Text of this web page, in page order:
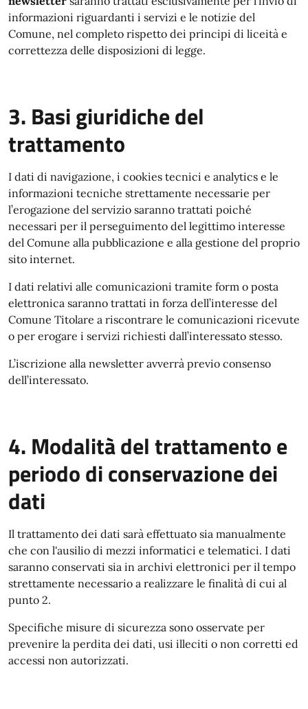
informazioni riguardanti i servizi e le notizie del
Comune, nel completo rispetto dei principi di liceità e
correttezza delle disposizioni di legge.
3. Basi giuridiche del
trattamento
I dati di navigazione, i cookies tecnici e analytics e le
informazioni tecniche strettamente necessarie per
l’erogazione del servizio saranno trattati poiché
necessari per il perseguimento del legittimo interesse
del Comune alla pubblicazione e alla gestione del proprio
sito internet.
I dati relativi alle comunicazioni tramite form o posta
elettronica saranno trattati in forza dell’interesse del
Comune Titolare a riscontrare le comunicazioni ricevute
o per erogare i servizi richiesti dall’interessato stesso.
L’iscrizione alla newsletter avverrà previo consenso
dell’interessato.
4. Modalità del trattamento e
periodo di conservazione dei
dati
Il trattamento dei dati sarà effettuato sia manualmente
che con l'ausilio di mezzi informatici e telematici. I dati
saranno conservati sia in archivi elettronici per il tempo
strettamente necessario a realizzare le finalità di cui al
punto 2.
Specifiche misure di sicurezza sono osservate per
prevenire la perdita dei dati, usi illeciti o non corretti ed
accessi non autorizzati.